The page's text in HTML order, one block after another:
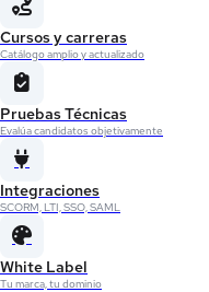
Cursos y carreras
Catálogo amplio y actualizado
Pruebas Técnicas
Evalúa candidatos objetivamente
Integraciones
SCORM, LTI, SSO, SAML
White Label
Tu marca, tu dominio